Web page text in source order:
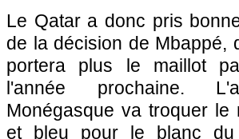
Le Qatar a donc pris
de la décision de Mbappé,
portera plus le maillot
l'année prochaine.
Monégasque va troquer le
et bleu pour le blanc du